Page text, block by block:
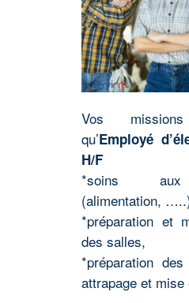
Vos
qu’Employé
H/F
*soins aux
(alimentation,
*préparation et
des salles,
*préparation
attrapage et